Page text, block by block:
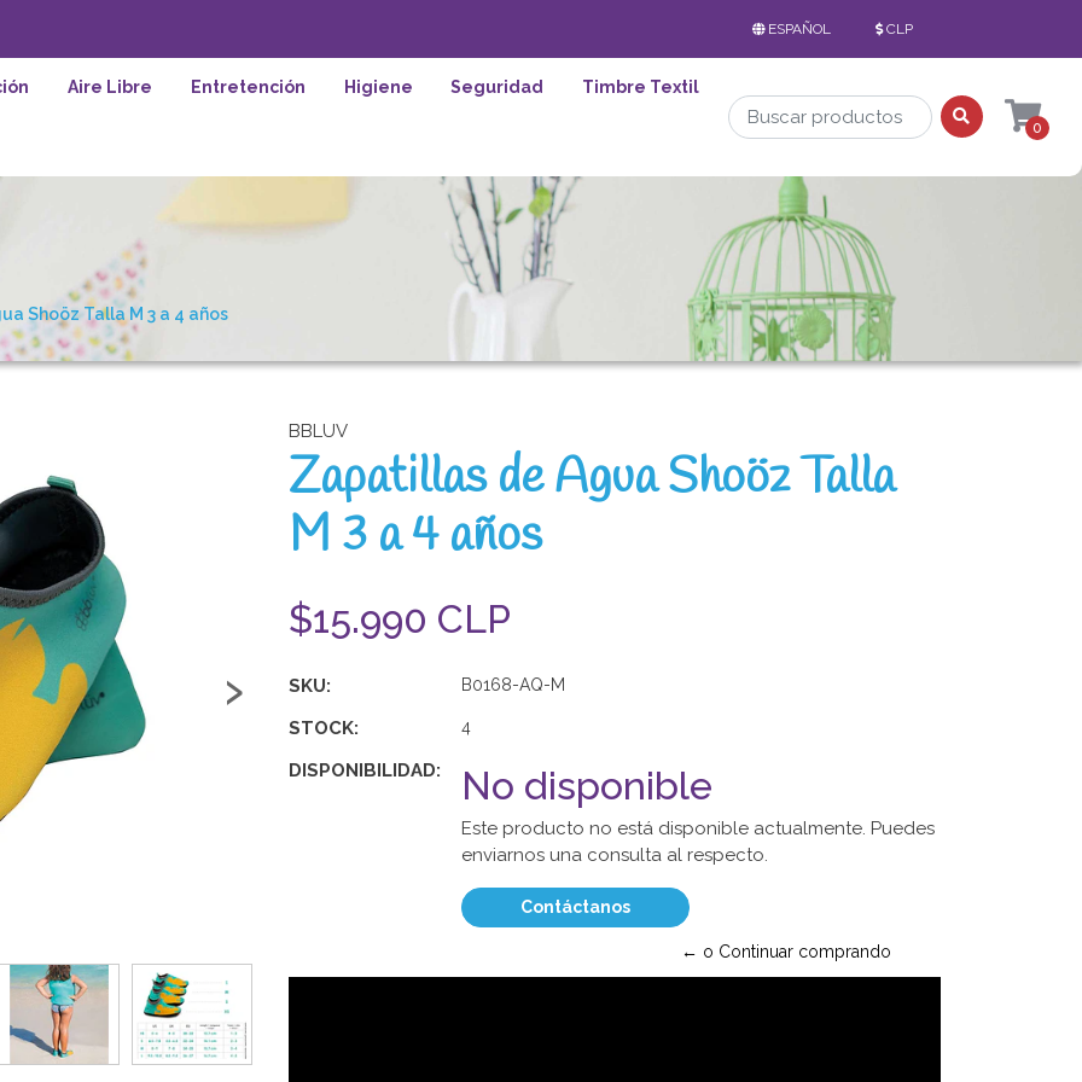
ESPAÑOL CLP
Aire Libre Entretención Higiene Seguridad Timbre Textil
0
Shoöz Talla M 3 a 4 años
›
BBLUV
Zapatillas de Agua Shoöz Talla
M 3 a 4 años
$15.990 CLP
SKU: B0168-AQ-M
STOCK: 4
DISPONIBILIDAD: No disponible
Este producto no está disponible actualmente. Puedes
enviarnos una consulta al respecto.
Contáctanos
← o Continuar comprando